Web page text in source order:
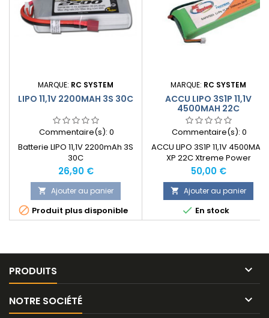
MARQUE: RC SYSTEM
LIPO 11,1V 2200MAH 3S 30C
Commentaire(s): 0
Batterie LIPO 11,1V 2200mAh 3S
30C
Prix
26,90 €
 Ajouter au panier
 Produit plus disponible
MARQUE: RC SYSTEM
ACCU LIPO 3S1P 11,1V
4500MAH 22C
Commentaire(s): 0
ACCU LIPO 3S1P 11,1V 4500MAH
XP 22C Xtreme Power
Prix
50,00 €
 Ajouter au panier
 En stock
PRODUITS 
NOTRE SOCIÉTÉ 